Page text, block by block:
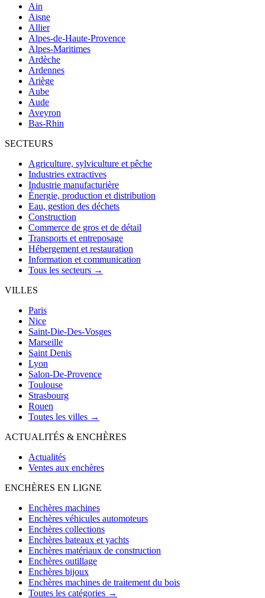
Ain
Aisne
Allier
Alpes-de-Haute-Provence
Alpes-Maritimes
Ardèche
Ardennes
Ariège
Aube
Aude
Aveyron
Bas-Rhin
SECTEURS
Agriculture, sylviculture et pêche
Industries extractives
Industrie manufacturière
Énergie, production et distribution
Eau, gestion des déchets
Construction
Commerce de gros et de détail
Transports et entreposage
Hébergement et restauration
Information et communication
Tous les secteurs →
VILLES
Paris
Nice
Saint-Die-Des-Vosges
Marseille
Saint Denis
Lyon
Salon-De-Provence
Toulouse
Strasbourg
Rouen
Toutes les villes →
ACTUALITÉS & ENCHÈRES
Actualités
Ventes aux enchères
ENCHÈRES EN LIGNE
Enchères machines
Enchères véhicules automoteurs
Enchères collections
Enchères bateaux et yachts
Enchères matériaux de construction
Enchères outillage
Enchères bijoux
Enchères machines de traitement du bois
Toutes les catégories →